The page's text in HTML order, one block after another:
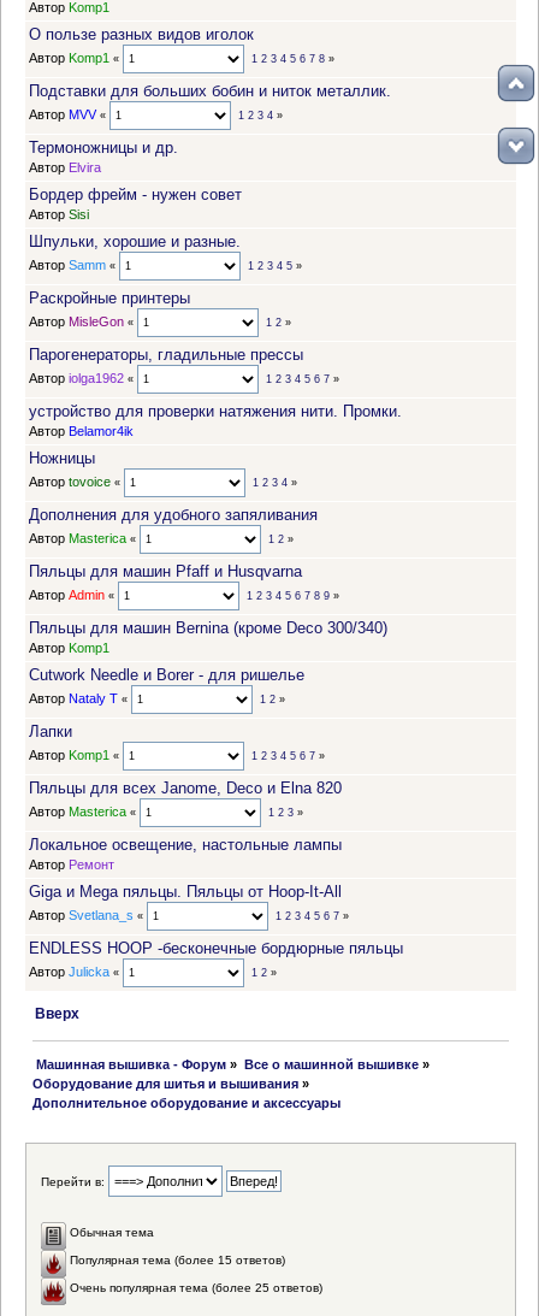
Автор Komp1
О пользе разных видов иголок
Автор Komp1 « 1 2 3 4 5 6 7 8»
Подставки для больших бобин и ниток металлик.
Автор MVV « 1 2 3 4»
Термоножницы и др.
Автор Elvira
Бордер фрейм - нужен совет
Автор Sisi
Шпульки, хорошие и разные.
Автор Samm « 1 2 3 4 5»
Раскройные принтеры
Автор MisleGon « 1 2»
Парогенераторы, гладильные прессы
Автор iolga1962 « 1 2 3 4 5 6 7»
устройство для проверки натяжения нити. Промки.
Автор Belamor4ik
Ножницы
Автор tovoice « 1 2 3 4»
Дополнения для удобного запяливания
Автор Masterica « 1 2»
Пяльцы для машин Pfaff и Husqvarna
Автор Admin « 1 2 3 4 5 6 7 8 9»
Пяльцы для машин Bernina (кроме Deco 300/340)
Автор Komp1
Cutwork Needle и Borer - для ришелье
Автор Nataly T « 1 2»
Лапки
Автор Komp1 « 1 2 3 4 5 6 7»
Пяльцы для всех Janome, Deco и Elna 820
Автор Masterica « 1 2 3»
Локальное освещение, настольные лампы
Автор Ремонт
Giga и Mega пяльцы. Пяльцы от Hoop-It-All
Автор Svetlana_s « 1 2 3 4 5 6 7»
ENDLESS HOOP -бесконечные бордюрные пяльцы
Автор Julicka « 1 2»
Вверх
Машинная вышивка - Форум » Все о машинной вышивке»
Оборудование для шитья и вышивания »
Дополнительное оборудование и аксессуары
Перейти в:
Обычная тема
Популярная тема (более 15 ответов)
Очень популярная тема (более 25 ответов)